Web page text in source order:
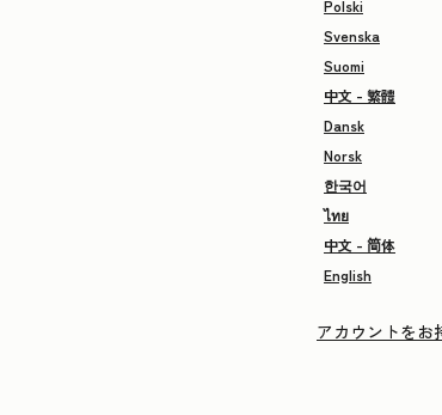
Polski
Svenska
Suomi
中文 - 繁體
Dansk
Norsk
한국어
ไทย
中文 - 简体
English
アカウントをお